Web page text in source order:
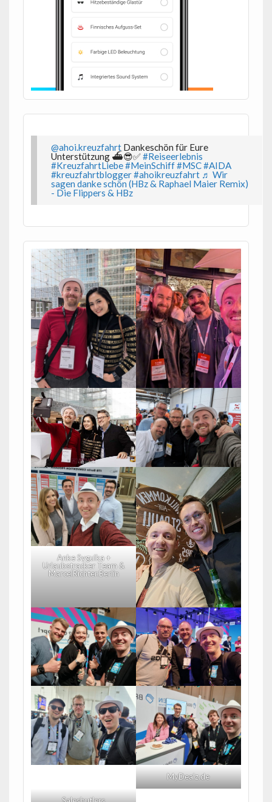
@ahoi.kreuzfahrt Dankeschön für Eure
Unterstützung ⛴️😎✅#Reiseerlebnis
#KreuzfahrtLiebe#MeinSchiff#MSC#AIDA
#kreuzfahrtblogger#ahoikreuzfahrt ♬ Wir
sagen danke schön (HBz & Raphael Maier Remix)
- Die Flippers & HBz
Anke Sygulka +
Urlaubstracker Team &
MarcelRichter.Berlin
MyDealz.de